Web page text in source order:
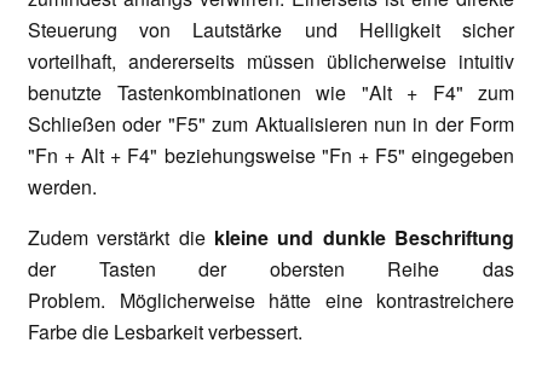
Steuerung von Lautstärke und Helligkeit sicher
vorteilhaft, andererseits müssen üblicherweise intuitiv
benutzte Tastenkombinationen wie "Alt + F4" zum
Schließen oder "F5" zum Aktualisieren nun in der Form
"Fn + Alt + F4" beziehungsweise "Fn + F5" eingegeben
werden.
Zudem verstärkt die kleine und dunkle Beschriftung
der Tasten der obersten Reihe das
Problem. Möglicherweise hätte eine kontrastreichere
Farbe die Lesbarkeit verbessert.